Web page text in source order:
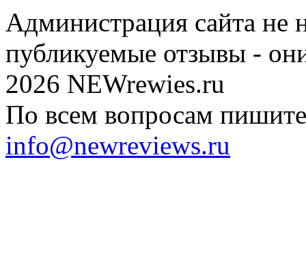
Администрация сайта не
публикуемые отзывы -
2026 NEWrewies.ru
По всем вопросам
info@newreviews.ru